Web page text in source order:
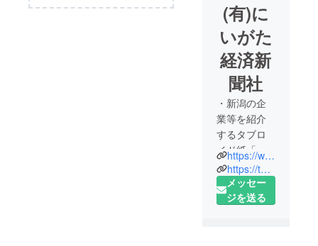
(有)に
いがた
経済新
聞社
・新潟の企
業等を紹介
するタブロ
イド紙「に
いがた経済
新聞」は２
０１６年１
https://www.niikei.jp/
https://twitter.com/chushokawara2
メッセー
ジを送る